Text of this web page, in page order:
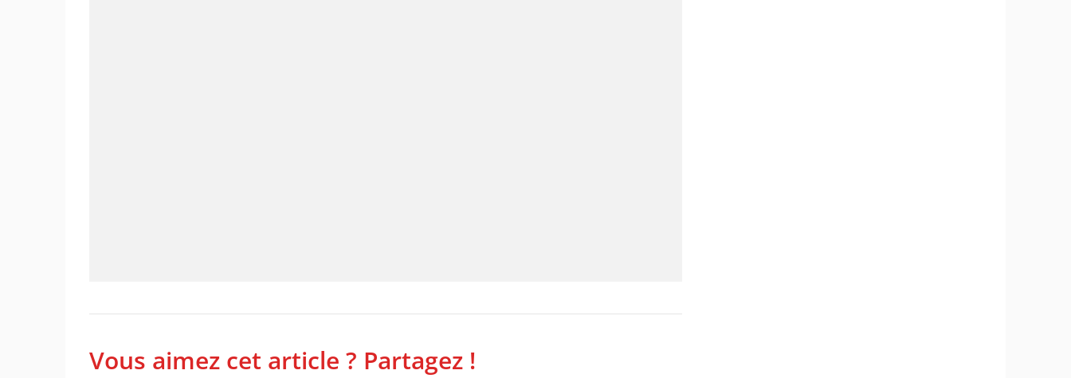
Vous aimez cet article ? Partagez !